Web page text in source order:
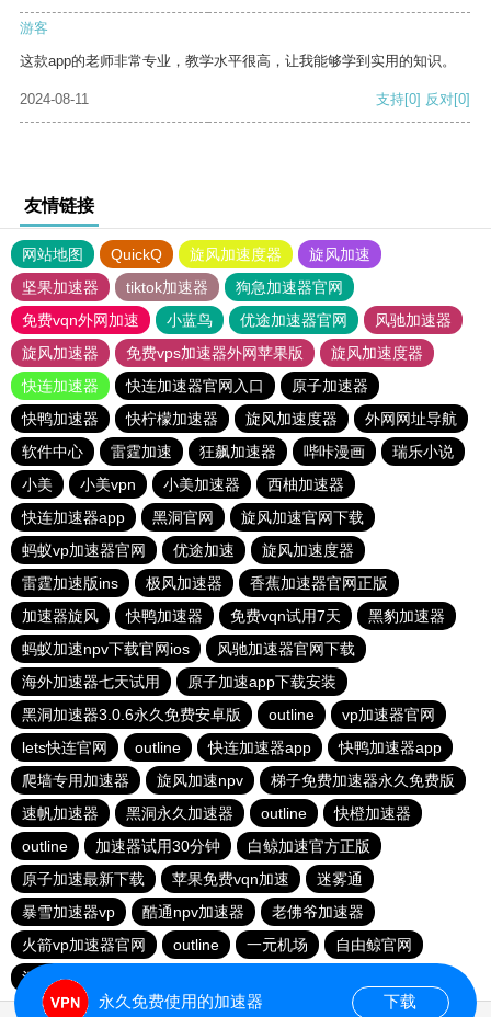
游客
这款app的老师非常专业，教学水平很高，让我能够学到实用的知识。
2024-08-11 支持[0] 反对[0]
友情链接
网站地图 QuickQ 旋风加速度器
旋风加速
坚果加速器
tiktok加速器
狗急加速器官网
免费vqn外网加速
小蓝鸟 优途加速器官网
风驰加速器
旋风加速器
免费vps加速器外网苹果版
旋风加速度器
快连加速器
快连加速器官网入口
原子加速器
快鸭加速器
快柠檬加速器 旋风加速度器
外网网址导航
软件中心
雷霆加速 狂飙加速器 哔咔漫画
瑞乐小说
小美
小美vpn 小美加速器
西柚加速器
快连加速器app
黑洞官网
旋风加速官网下载
蚂蚁vp加速器官网
优途加速
旋风加速度器
雷霆加速版ins
极风加速器
香蕉加速器官网正版
加速器旋风
快鸭加速器 免费vqn试用7天
黑豹加速器
蚂蚁加速npv下载官网ios
风驰加速器官网下载
海外加速器七天试用
原子加速app下载安装
黑洞加速器3.0.6永久免费安卓版
outline
vp加速器官网
lets快连官网
outline 快连加速器app
快鸭加速器app
爬墙专用加速器
旋风加速npv
梯子免费加速器永久免费版
速帆加速器
黑洞永久加速器 outline
快橙加速器
outline
加速器试用30分钟
白鲸加速官方正版
原子加速最新下载
苹果免费vqn加速
迷雾通
暴雪加速器vp
酷通npv加速器
老佛爷加速器
火箭vp加速器官网
outline 一元机场
自由鲸官网
河马加速
永久免费使用的加速器 下载